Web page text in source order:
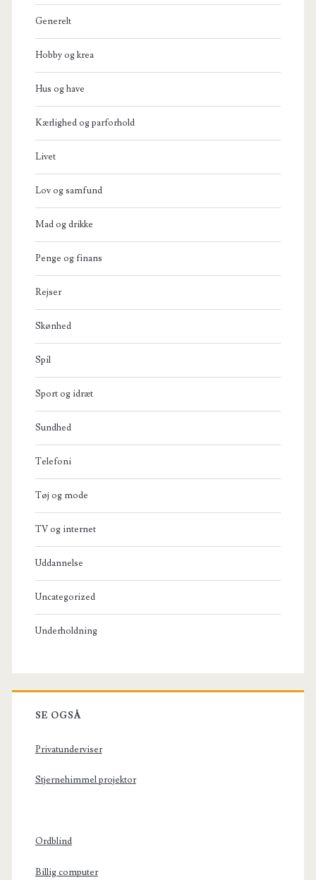
Generelt
Hobby og krea
Hus og have
Kærlighed og parforhold
Livet
Lov og samfund
Mad og drikke
Penge og finans
Rejser
Skønhed
Spil
Sport og idræt
Sundhed
Telefoni
Tøj og mode
TV og internet
Uddannelse
Uncategorized
Underholdning
SE OGSÅ
Privatunderviser
Stjernehimmel projektor
Ordblind
Billig computer